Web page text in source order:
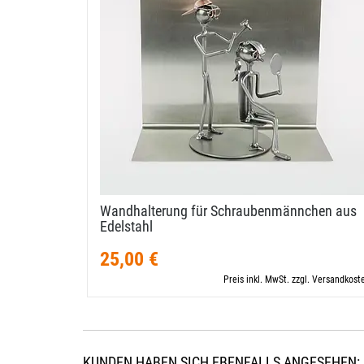
Wandhalterung für Schraubenmännchen aus
Edelstahl
25,00 €
Preis inkl. MwSt. zzgl.